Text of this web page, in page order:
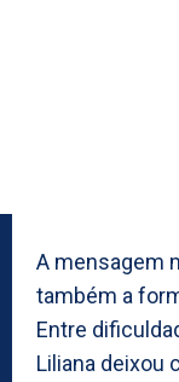
A mensagem
também a
Entre
Liliana deixou